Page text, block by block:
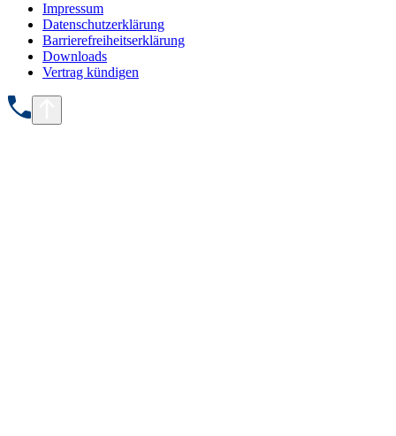
Impressum
Datenschutzerklärung
Barrierefreiheitserklärung
Downloads
Vertrag kündigen